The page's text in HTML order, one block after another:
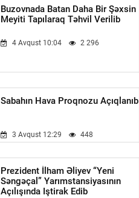
Buzovnada Batan Daha Bir Şəxsin
Meyiti Tapılaraq Təhvil Verilib
4 Avqust 10:04 2 296
Sabahın Hava Proqnozu Açıqlanıb
3 Avqust 12:29 448
Prezident İlham Əliyev “Yeni
Səngəçal” Yarımstansiyasının
Açılışında Iştirak Edib